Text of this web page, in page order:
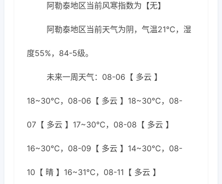
阿勒泰地区当前风寒指数为【无】
阿勒泰地区当前天气为阴，气温21℃，湿
度55%，84-5级。
未来一周天气：08-06【 多云 】
18~30℃，08-06【 多云 】18~30℃，08-
07【 多云 】17~30℃，08-08【 多云 】
16~30℃，08-09【 多云 】14~30℃，08-
10【 晴 】16~31℃，08-11【 多云 】